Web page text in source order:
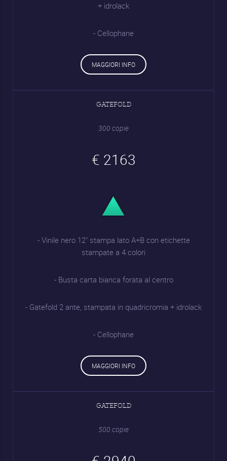
+ idrolack
- Cellophane
MAGGIORI INFO
GATEFOLD
300 copie
€ 2163
- Vinile nero 12" stampa lato A+B con etichette
stampate a 4 colori
- Busta carta bianca forata al centro
- Gatefold 2 ante, stampata in quadricromia + idrolack
- Cellophane
MAGGIORI INFO
GATEFOLD
500 copie